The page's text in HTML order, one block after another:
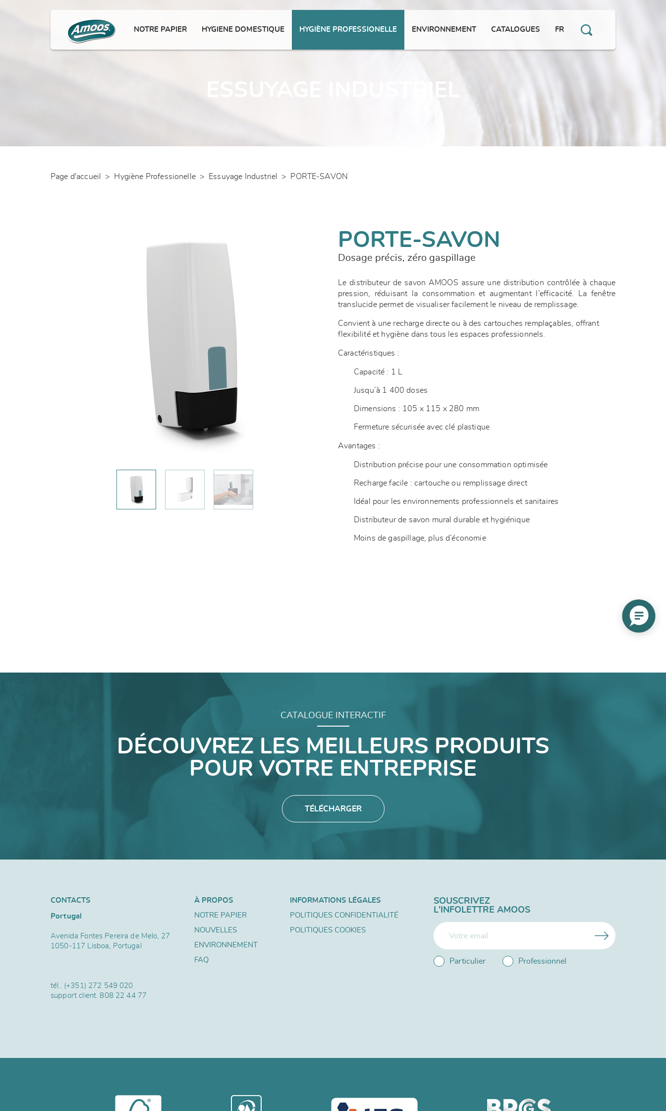
NOTRE PAPIER HYGIENE DOMESTIQUE HYGIÈNE PROFESSIONELLE ENVIRONNEMENT CATALOGUES FR
Page d'accueil > Hygiène Professionelle > Essuyage Industriel > PORTE-SAVON
PORTE-SAVON
Dosage précis, zéro gaspillage
Le distributeur de savon AMOOS assure une distribution contrôlée à chaque
pression, réduisant la consommation et augmentant l’efficacité. La fenêtre
translucide permet de visualiser facilement le niveau de remplissage.
Convient à une recharge directe ou à des cartouches remplaçables, offrant
flexibilité et hygiène dans tous les espaces professionnels.
Caractéristiques :
Capacité : 1 L
Jusqu’à 1 400 doses
Dimensions : 105 x 115 x 280 mm
Fermeture sécurisée avec clé plastique
Avantages :
Distribution précise pour une consommation optimisée
Recharge facile : cartouche ou remplissage direct
Idéal pour les environnements professionnels et sanitaires
Distributeur de savon mural durable et hygiénique
Moins de gaspillage, plus d’économie
CATALOGUE INTERACTIF
DÉCOUVREZ LES MEILLEURS PRODUITS
POUR VOTRE ENTREPRISE
TÉLÉCHARGER
CONTACTS
Portugal
Avenida Fontes Pereira de Melo, 27
1050-117 Lisboa, Portugal
tél.. (+351) 272 549 020
support client.808 22 44 77
À PROPOS
NOTRE PAPIER
NOUVELLES
ENVIRONNEMENT
FAQ
INFORMATIONS LÉGALES
POLITIQUES CONFIDENTIALITÉ
POLITIQUES COOKIES
SOUSCRIVEZ
L'INFOLETTRE AMOOS
Particulier Professionnel